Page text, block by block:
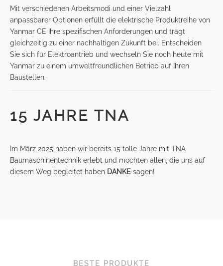
Mit verschiedenen Arbeitsmodi und einer Vielzahl
anpassbarer Optionen erfüllt die elektrische Produktreihe von
Yanmar CE Ihre spezifischen Anforderungen und trägt
gleichzeitig zu einer nachhaltigen Zukunft bei. Entscheiden
Sie sich für Elektroantrieb und wechseln Sie noch heute mit
Yanmar zu einem umweltfreundlichen Betrieb auf Ihren
Baustellen.
15 JAHRE TNA
Im März 2025 haben wir bereits 15 tolle Jahre mit TNA
Baumaschinentechnik erlebt und möchten allen, die uns auf
diesem Weg begleitet haben DANKE sagen!
BESTE PRODUKTE